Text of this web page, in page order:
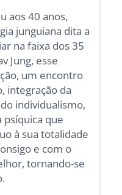
aos 40 anos,
junguiana dita a
na faixa dos 35
Jung, esse
um encontro
integração da
individualismo,
que
à sua totalidade
e com o
tornando-se